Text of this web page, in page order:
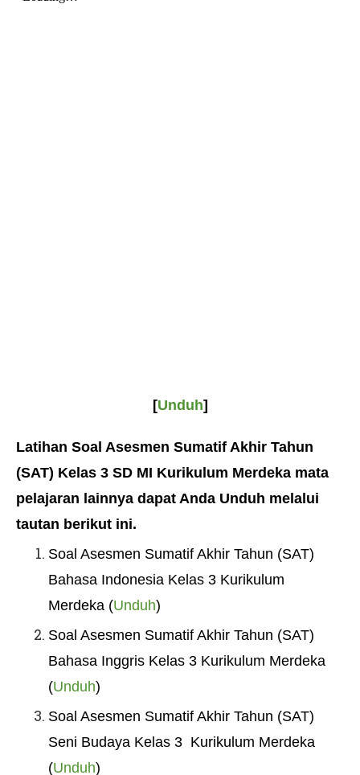
[Unduh]
Latihan Soal Asesmen Sumatif Akhir Tahun
(SAT) Kelas 3 SD MI Kurikulum Merdeka mata
pelajaran lainnya dapat Anda Unduh melalui
tautan berikut ini.
Soal Asesmen Sumatif Akhir Tahun (SAT)
Bahasa Indonesia Kelas 3 Kurikulum
Merdeka (Unduh)
Soal Asesmen Sumatif Akhir Tahun (SAT)
Bahasa Inggris Kelas 3 Kurikulum Merdeka
(Unduh)
Soal Asesmen Sumatif Akhir Tahun (SAT)
Seni Budaya Kelas 3 Kurikulum Merdeka
(Unduh)